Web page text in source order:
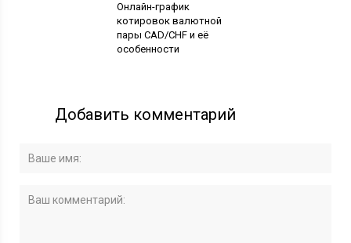
Онлайн-график
котировок валютной
пары CAD/CHF и её
особенности
Добавить комментарий